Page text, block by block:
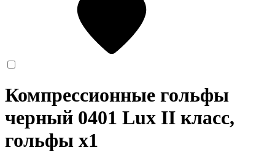
Компрессионные гольфы
черный 0401 Lux II класс,
гольфы x1